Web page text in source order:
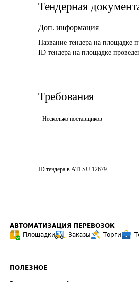
Тендерная
Доп. информация
Название тендера на площадке
ID тендера на площадке
Требования
Несколько поставщиков
ID тендера в ATI.SU 12679
АВТОМАТИЗАЦИЯ ПЕРЕВОЗОК
Площадки
Заказы Торги
ПОЛЕЗНОЕ